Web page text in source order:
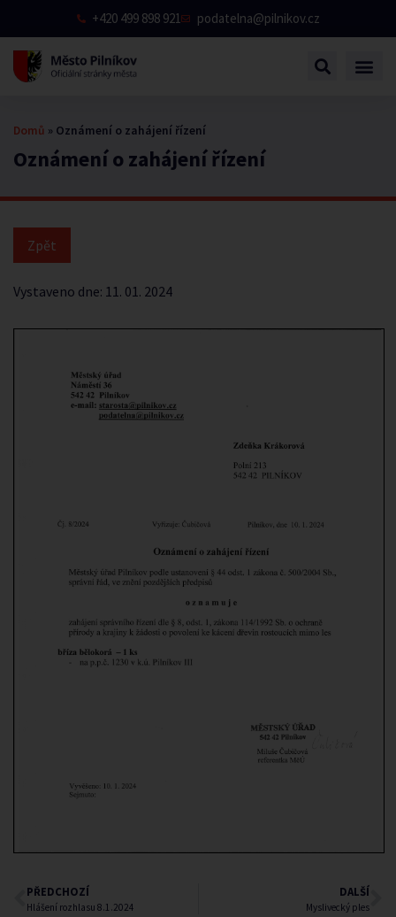
+420 499 898 921 podatelna@pilnikov.cz
Oznámení o zahájení řízení
Domů » Oznámení o zahájení řízení
Vystaveno dne: 11. 01. 2024
PŘEDCHOZÍ
Hlášení rozhlasu 8.1.2024
DALŠÍ
Myslivecký ples